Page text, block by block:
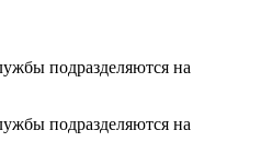
подразделяются на
подразделяются на